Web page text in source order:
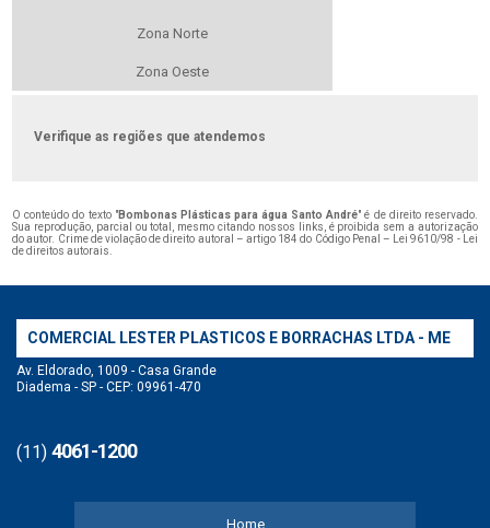
Zona Norte
Zona Oeste
Verifique as regiões que atendemos
O conteúdo do texto "Bombonas Plásticas para água Santo André" é de direito reservado.
Sua reprodução, parcial ou total, mesmo citando nossos links, é proibida sem a autorização
do autor. Crime de violação de direito autoral – artigo 184 do Código Penal –
Lei 9610/98 - Lei
de direitos autorais
COMERCIAL LESTER PLASTICOS E BORRACHAS LTDA - ME
Av. Eldorado, 1009 - Casa Grande
Diadema - SP - CEP: 09961-470
(11) 4061-1200
Home